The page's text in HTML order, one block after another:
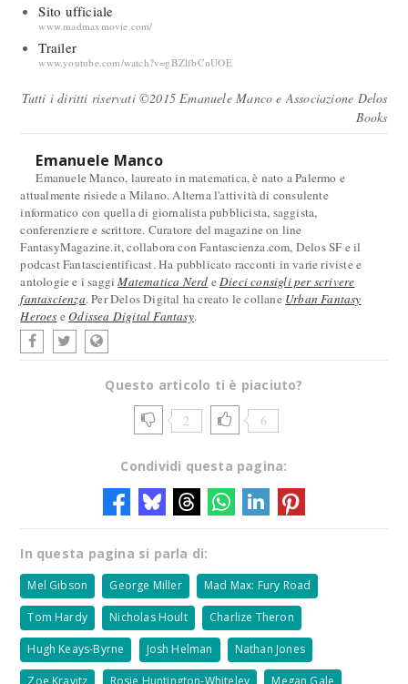
Sito ufficiale
www.madmaxmovie.com/
Trailer
www.youtube.com/watch?v=gBZlfbCnUOE
Tutti i diritti riservati ©2015 Emanuele Manco e Associazione Delos
Books
Emanuele Manco
Emanuele Manco, laureato in matematica, è nato a Palermo e
attualmente risiede a Milano. Alterna l'attività di consulente
informatico con quella di giornalista pubblicista, saggista,
conferenziere e scrittore. Curatore del magazine on line
FantasyMagazine.it, collabora con Fantascienza.com, Delos SF e il
podcast Fantascientificast. Ha pubblicato racconti in varie riviste e
antologie e i saggiMatematica Nerd eDieci consigli per scrivere
fantascienza. Per Delos Digital ha creato le collane Urban Fantasy
Heroes eOdissea Digital Fantasy.
Questo articolo ti è piaciuto?
2 6
Condividi questa pagina:
In questa pagina si parla di:
Mel Gibson George Miller Mad Max: Fury Road
Tom Hardy Nicholas Hoult Charlize Theron
Hugh Keays-Byrne Josh Helman Nathan Jones
Zoe Kravitz Rosie Huntington-Whiteley Megan Gale